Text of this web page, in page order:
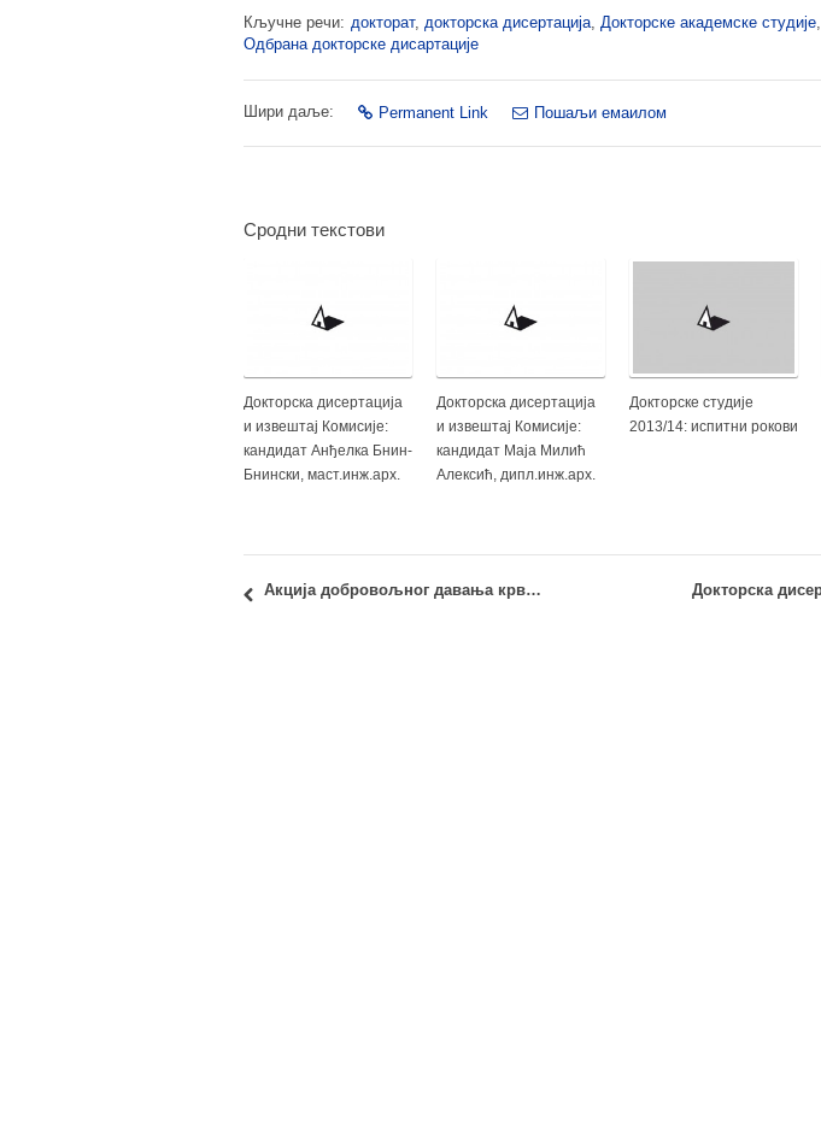
Кључне речи: докторат, докторска дисертација, Докторске академске студије,
Одбрана докторске дисартације
Шири даље: Permanent Link Пошаљи емаилом
Сродни текстови
Докторска дисертација
и извештај Комисије:
кандидат Анђелка Бнин-
Бнински, маст.инж.арх.
Докторска дисертација
и извештај Комисије:
кандидат Маја Милић
Алексић, дипл.инж.арх.
Докторске студије
2013/14: испитни рокови
Акција добровољног давања крви: 10.05.2016.